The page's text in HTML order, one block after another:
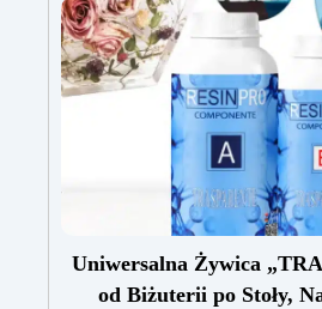
Uniwersalna Żywica
od Biżuterii po Stoły,